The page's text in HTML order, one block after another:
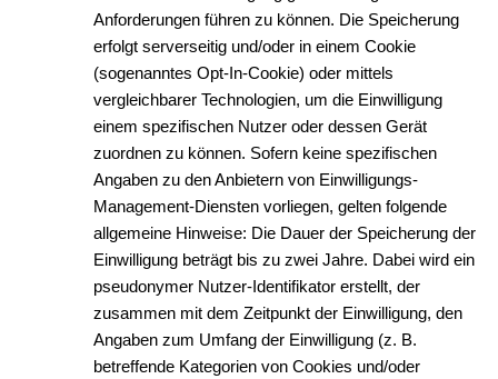
Anforderungen führen zu können. Die Speicherung
erfolgt serverseitig und/oder in einem Cookie
(sogenanntes Opt-In-Cookie) oder mittels
vergleichbarer Technologien, um die Einwilligung
einem spezifischen Nutzer oder dessen Gerät
zuordnen zu können. Sofern keine spezifischen
Angaben zu den Anbietern von Einwilligungs-
Management-Diensten vorliegen, gelten folgende
allgemeine Hinweise: Die Dauer der Speicherung der
Einwilligung beträgt bis zu zwei Jahre. Dabei wird ein
pseudonymer Nutzer-Identifikator erstellt, der
zusammen mit dem Zeitpunkt der Einwilligung, den
Angaben zum Umfang der Einwilligung (z. B.
betreffende Kategorien von Cookies und/oder